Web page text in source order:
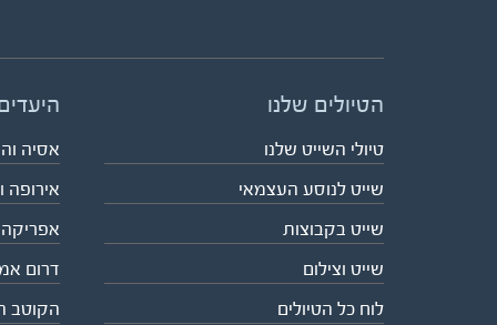
הטיולים שלנו
טיולי השייט שלנו
שייט לנוסע העצמאי
שייט בקבוצות
שייט וצילום
לוח כל הטיולים
אסיה
אירופה
אפריקה
דרום
הקוטב